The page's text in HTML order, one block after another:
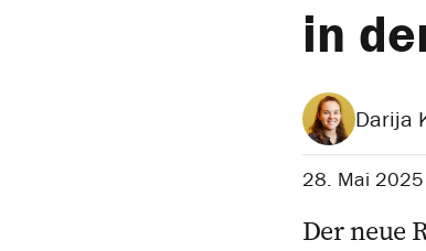
in
Darija
28. Mai 2025
Der neue